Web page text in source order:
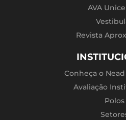
AVA
Revista
Conheça o
Avaliação
Polos